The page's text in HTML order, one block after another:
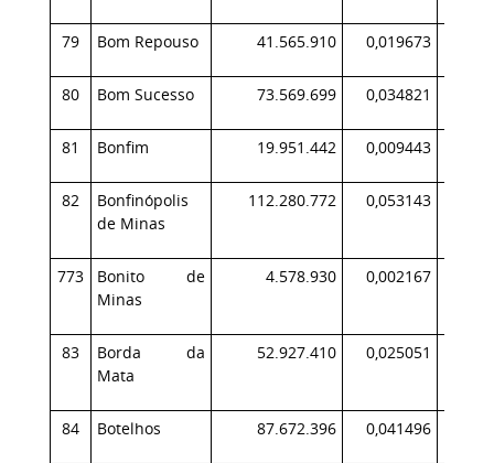
79 Bom Repouso 41.565.910 0,019673
80 Bom Sucesso 73.569.699 0,034821
81 Bonfim 19.951.442 0,009443
82
Bonfinópolis
de Minas
112.280.772 0,053143
773
Bonito de
Minas
4.578.930 0,002167
83
Borda da
Mata
52.927.410 0,025051
84 Botelhos 87.672.396 0,041496